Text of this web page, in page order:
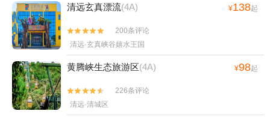
清远玄真漂流(4A) ¥138起


200条评论
清远·玄真峡谷嬉水王国
黄腾峡生态旅游区(4A) ¥98起


226条评论
清远·清城区